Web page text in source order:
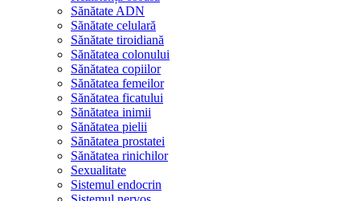
Sănătate ADN
Sănătate celulară
Sănătate tiroidiană
Sănătatea colonului
Sănătatea copiilor
Sănătatea femeilor
Sănătatea ficatului
Sănătatea inimii
Sănătatea pielii
Sănătatea prostatei
Sănătatea rinichilor
Sexualitate
Sistemul endocrin